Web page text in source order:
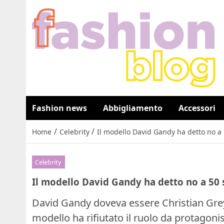
Fashion news Abbigliamento Accessori
Home / Celebrity / Il modello David Gandy ha detto no
Celebrity
Il modello David Gandy ha detto no a
David Gandy doveva essere Christian
modello ha rifiutato il ruolo da